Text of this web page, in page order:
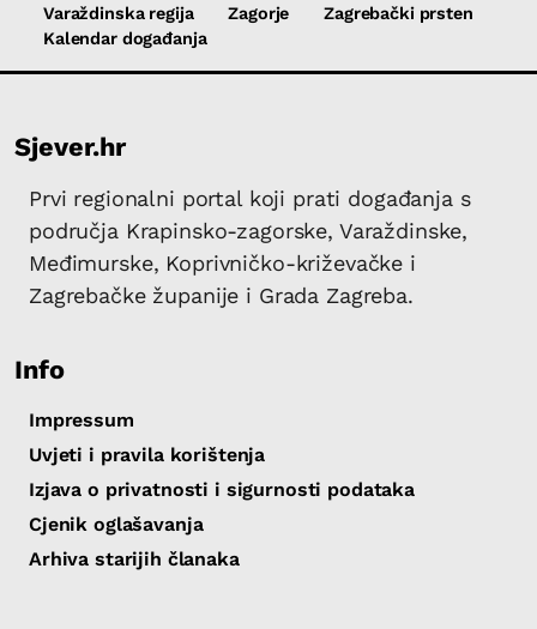
Varaždinska regija
Zagorje
Zagrebački prsten
Kalendar događanja
Sjever.hr
Prvi regionalni portal koji prati događanja s
područja Krapinsko-zagorske, Varaždinske,
Međimurske, Koprivničko-križevačke i
Zagrebačke županije i Grada Zagreba.
Info
Impressum
Uvjeti i pravila korištenja
Izjava o privatnosti i sigurnosti podataka
Cjenik oglašavanja
Arhiva starijih članaka